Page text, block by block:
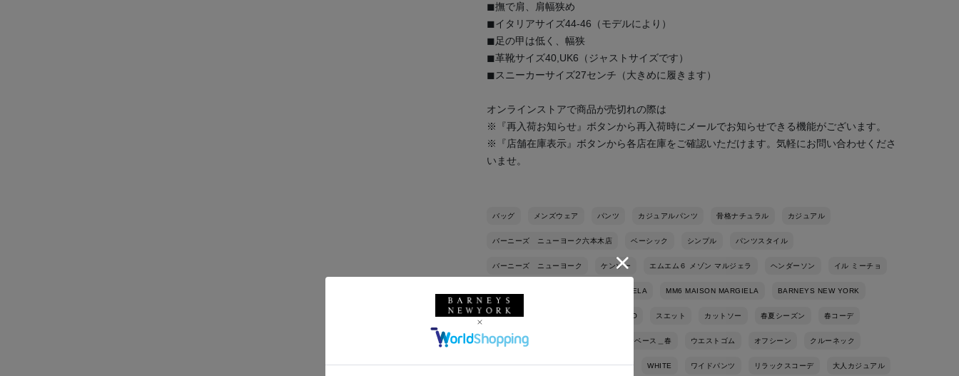
◼︎撫で肩、肩幅狭め
◼︎イタリアサイズ44-46（モデルにより）
◼︎足の甲は低く、幅狭
◼︎革靴サイズ40,UK6（ジャストサイズです）
◼︎スニーカーサイズ27センチ（大きめに履きます）
オンラインストアで商品が売切れの際は
※『再入荷お知らせ』ボタンから再入荷時にメールでお知らせできる機能がございます。
※『店舗在庫表示』ボタンから各店在庫をご確認いただけます。気軽にお問い合わせくださ
いませ。
バッグ メンズウェア パンツ カジュアルパンツ 骨格ナチュラル カジュアル
バーニーズ ニューヨーク六本木店 ベーシック シンプル パンツスタイル
バーニーズ ニューヨーク ケンゾー エムエム６ メゾン マルジェラ ヘンダーソン イル ミーチョ
MAISON MARGIELA MM6 MAISON MARGIELA BARNEYS NEW YORK
HENDERSON KENZO スエット カットソー 春夏シーズン 春コーデ
秋冬シーズン イエローベース＿春 ウエストゴム オフシーン クルーネック
オーバーサイズ BLACK BLUE WHITE ワイドパンツ リラックスコーデ 大人カジュアル